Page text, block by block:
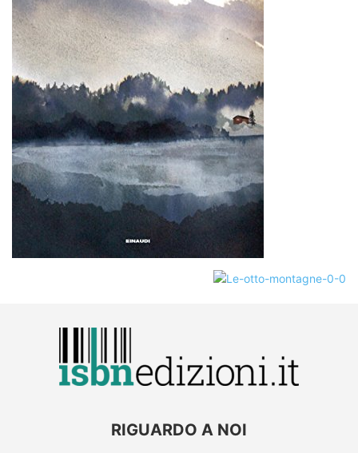
RIGUARDO A NOI